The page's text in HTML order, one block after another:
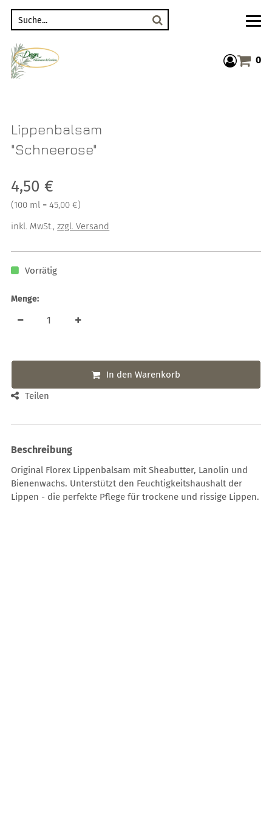
0
Lippenbalsam
"Schneerose"
Verkaufspreis: 4,50 €
4,50 €
Preis pro 100 ml = 45,00 €
(100 ml = 45,00 €)
inkl. MwSt.,zzgl. Versand
Vorrätig
Menge:
In den Warenkorb
Teilen
Beschreibung
Original Florex Lippenbalsam mit Sheabutter, Lanolin und
Bienenwachs. Unterstützt den Feuchtigkeitshaushalt der
Lippen - die perfekte Pflege für trockene und rissige Lippen.